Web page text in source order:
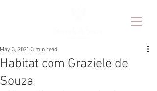
Habitat com Graziele de
Souza
May 3, 2021 3 min read